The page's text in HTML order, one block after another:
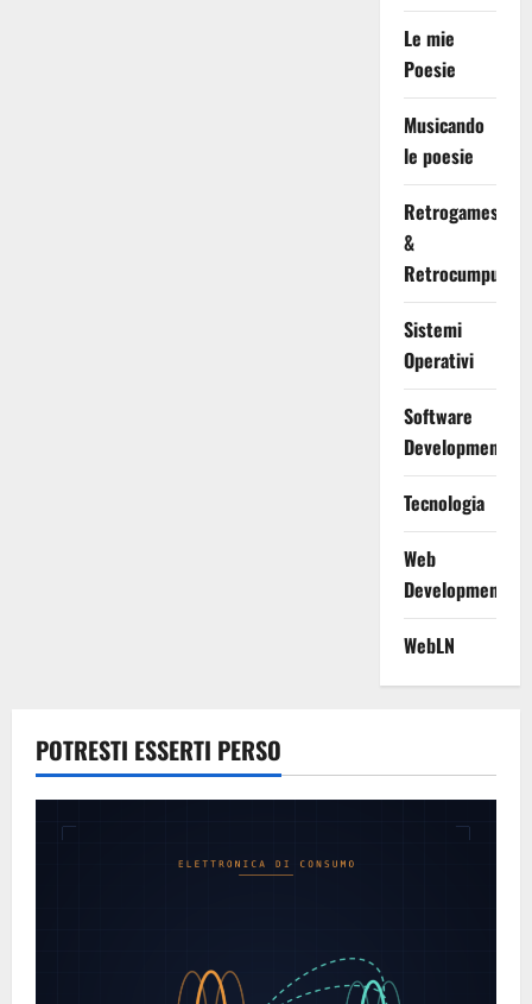
Le mie
Poesie
Musicando
le poesie
Retrogames
&
Retrocumputing
Sistemi
Operativi
Software
Development
Tecnologia
Web
Development
WebLN
POTRESTI ESSERTI PERSO